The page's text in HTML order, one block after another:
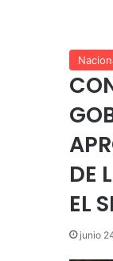
DE
EL
junio